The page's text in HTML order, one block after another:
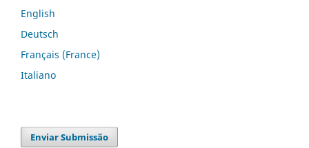
English
Deutsch
Français (France)
Italiano
Enviar Submissão